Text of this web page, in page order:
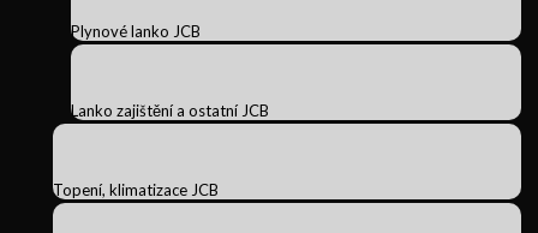
Plynové lanko JCB
Lanko zajištění a ostatní JCB
Topení, klimatizace JCB